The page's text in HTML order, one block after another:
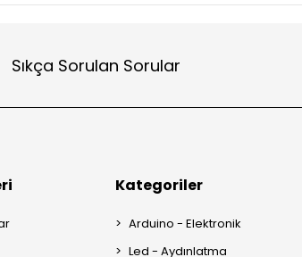
Sıkça Sorulan Sorular
Kategoriler
Arduino - Elektronik
Led - Aydınlatma